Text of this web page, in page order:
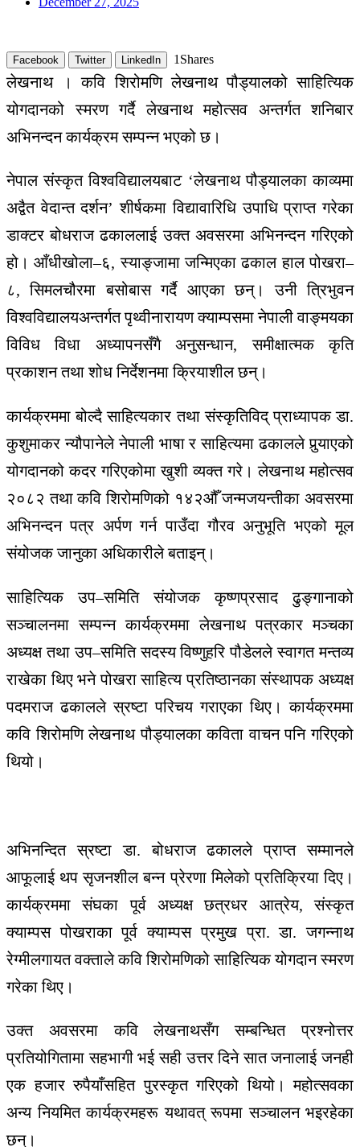
Facebook Twitter LinkedIn 1 Shares
लेखनाथ । कवि शिरोमणि लेखनाथ पौड्यालको साहित्यिक
योगदानको स्मरण गर्दै लेखनाथ महोत्सव अन्तर्गत शनिबार
अभिनन्दन कार्यक्रम सम्पन्न भएको छ।
नेपाल संस्कृत विश्वविद्यालयबाट ‘लेखनाथ पौड्यालका काव्यमा
अद्वैत वेदान्त दर्शन’ शीर्षकमा विद्यावारिधि उपाधि प्राप्त गरेका
डाक्टर बोधराज ढकाललाई उक्त अवसरमा अभिनन्दन गरिएको
हो। आँधीखोला–६, स्याङ्जामा जन्मिएका ढकाल हाल पोखरा–
८, सिमलचौरमा बसोबास गर्दै आएका छन्। उनी त्रिभुवन
विश्वविद्यालयअन्तर्गत पृथ्वीनारायण क्याम्पसमा नेपाली वाङ्मयका
विविध विधा अध्यापनसँगै अनुसन्धान, समीक्षात्मक कृति
प्रकाशन तथा शोध निर्देशनमा क्रियाशील छन्।
कार्यक्रममा बोल्दै साहित्यकार तथा संस्कृतिविद् प्राध्यापक डा.
कुशुमाकर न्यौपानेले नेपाली भाषा र साहित्यमा ढकालले पुर्‍याएको
योगदानको कदर गरिएकोमा खुशी व्यक्त गरे। लेखनाथ महोत्सव
२०८२ तथा कवि शिरोमणिको १४२औँ जन्मजयन्तीका अवसरमा
अभिनन्दन पत्र अर्पण गर्न पाउँदा गौरव अनुभूति भएको मूल
संयोजक जानुका अधिकारीले बताइन्।
साहित्यिक उप–समिति संयोजक कृष्णप्रसाद ढुङ्गानाको
सञ्चालनमा सम्पन्न कार्यक्रममा लेखनाथ पत्रकार मञ्चका
अध्यक्ष तथा उप–समिति सदस्य विष्णुहरि पौडेलले स्वागत मन्तव्य
राखेका थिए भने पोखरा साहित्य प्रतिष्ठानका संस्थापक अध्यक्ष
पदमराज ढकालले स्रष्टा परिचय गराएका थिए। कार्यक्रममा
कवि शिरोमणि लेखनाथ पौड्यालका कविता वाचन पनि गरिएको
थियो।
अभिनन्दित स्रष्टा डा. बोधराज ढकालले प्राप्त सम्मानले
आफूलाई थप सृजनशील बन्न प्रेरणा मिलेको प्रतिक्रिया दिए।
कार्यक्रममा संघका पूर्व अध्यक्ष छत्रधर आत्रेय, संस्कृत
क्याम्पस पोखराका पूर्व क्याम्पस प्रमुख प्रा. डा. जगन्नाथ
रेग्मीलगायत वक्ताले कवि शिरोमणिको साहित्यिक योगदान स्मरण
गरेका थिए।
उक्त अवसरमा कवि लेखनाथसँग सम्बन्धित प्रश्नोत्तर
प्रतियोगितामा सहभागी भई सही उत्तर दिने सात जनालाई जनही
एक हजार रुपैयाँसहित पुरस्कृत गरिएको थियो। महोत्सवका
अन्य नियमित कार्यक्रमहरू यथावत् रूपमा सञ्चालन भइरहेका
छन्।